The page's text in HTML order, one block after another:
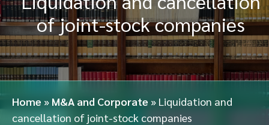
of joint-stock companies
Home » M&A and Corporate » Liquidation and
cancellation of joint-stock companies